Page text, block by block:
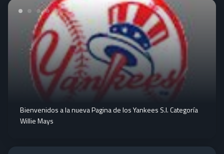
Bienvenidos a la nueva Pagina de los Yankees S.I. Categoría
Willie Mays